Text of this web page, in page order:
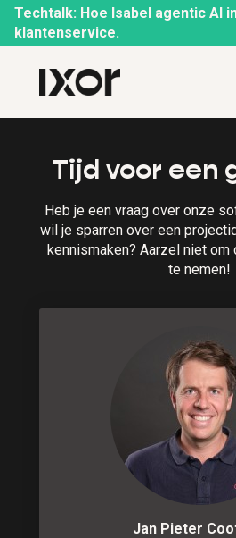
Techtalk: Hoe Isabel agentic AI
klantenservice.
Tijd voor een
Heb je een vraag over onze
wil je sparren over een
kennismaken? Aarzel niet om
te nemen!
Jan Pieter